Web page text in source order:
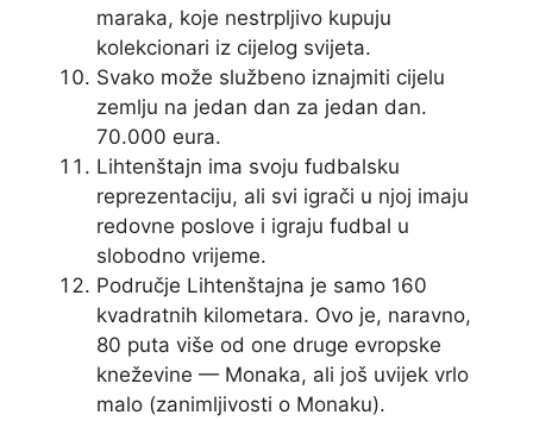
maraka, koje nestrpljivo kupuju
kolekcionari iz cijelog svijeta.
Svako može službeno iznajmiti cijelu
zemlju na jedan dan za jedan dan.
70.000 eura.
Lihtenštajn ima svoju fudbalsku
reprezentaciju, ali svi igrači u njoj imaju
redovne poslove i igraju fudbal u
slobodno vrijeme.
Područje Lihtenštajna je samo 160
kvadratnih kilometara. Ovo je, naravno,
80 puta više od one druge evropske
kneževine — Monaka, ali još uvijek vrlo
malo (zanimljivosti o Monaku).